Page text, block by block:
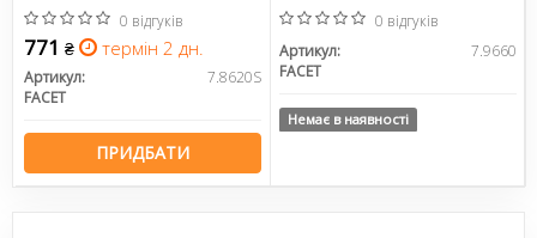
0 відгуків
771 ₴ термін 2 дн.
Артикул:
7.8620S
FACET
ПРИДБАТИ
0 відгуків
Артикул:
7.9660
FACET
Немає в наявності